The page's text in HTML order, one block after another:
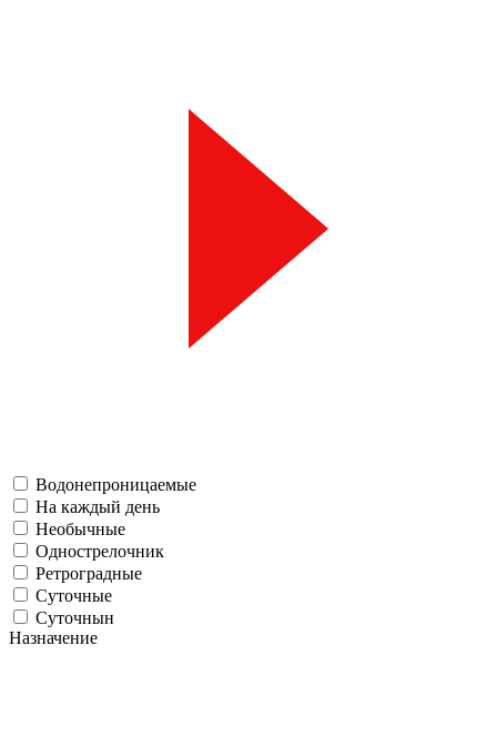
Водонепроницаемые
На каждый день
Необычные
Однострелочник
Ретроградные
Суточные
Суточнын
Назначение